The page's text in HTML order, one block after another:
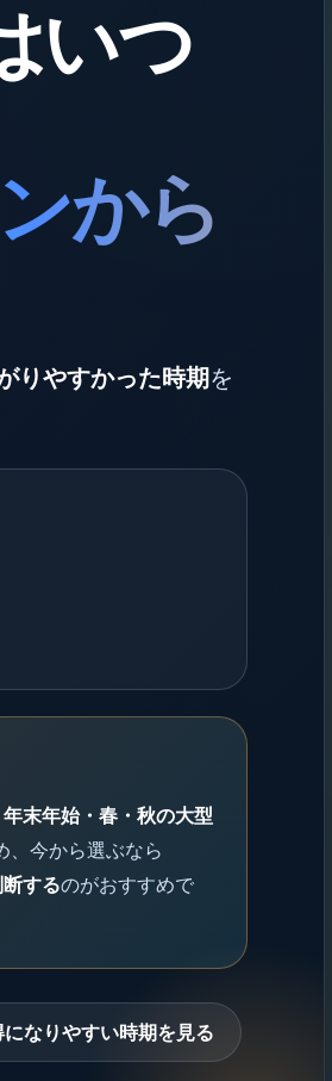
いつ
から
りやすかった時期を
年末年始・春・秋の大型
、今から選ぶなら
するのがおすすめで
になりやすい時期を見る